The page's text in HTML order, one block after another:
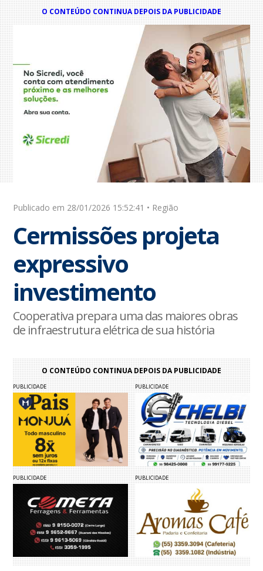
O CONTEÚDO CONTINUA DEPOIS DA PUBLICIDADE
Publicado em 28/01/2026 15:52:41 • Região
Cermissões projeta
expressivo
investimento
Cooperativa prepara uma das maiores obras
de infraestrutura elétrica de sua história
O CONTEÚDO CONTINUA DEPOIS DA PUBLICIDADE
PUBLICIDADE PUBLICIDADE
PUBLICIDADE PUBLICIDADE